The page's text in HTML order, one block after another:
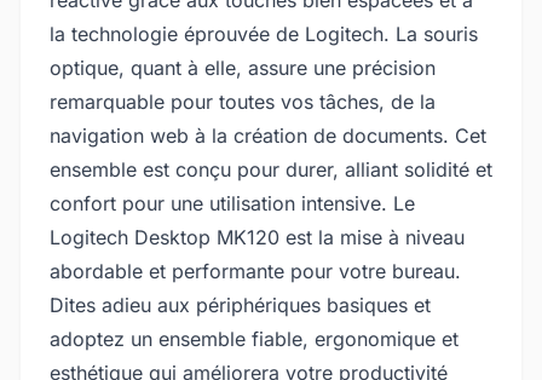
la technologie éprouvée de Logitech. La souris
optique, quant à elle, assure une précision
remarquable pour toutes vos tâches, de la
navigation web à la création de documents. Cet
ensemble est conçu pour durer, alliant solidité et
confort pour une utilisation intensive. Le
Logitech Desktop MK120 est la mise à niveau
abordable et performante pour votre bureau.
Dites adieu aux périphériques basiques et
adoptez un ensemble fiable, ergonomique et
esthétique qui améliorera votre productivité